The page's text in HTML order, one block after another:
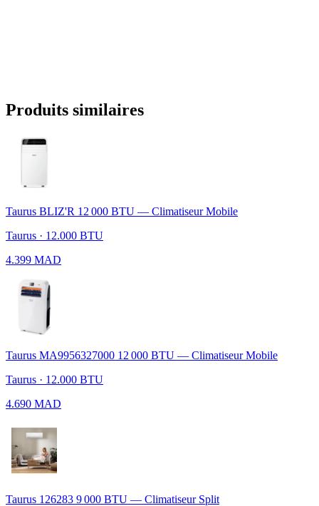
Produits similaires
Taurus BLIZ'R 12 000 BTU — Climatiseur Mobile
Taurus · 12.000 BTU
4.399 MAD
Taurus MA9956327000 12 000 BTU — Climatiseur Mobile
Taurus · 12.000 BTU
4.690 MAD
Taurus 126283 9 000 BTU — Climatiseur Split